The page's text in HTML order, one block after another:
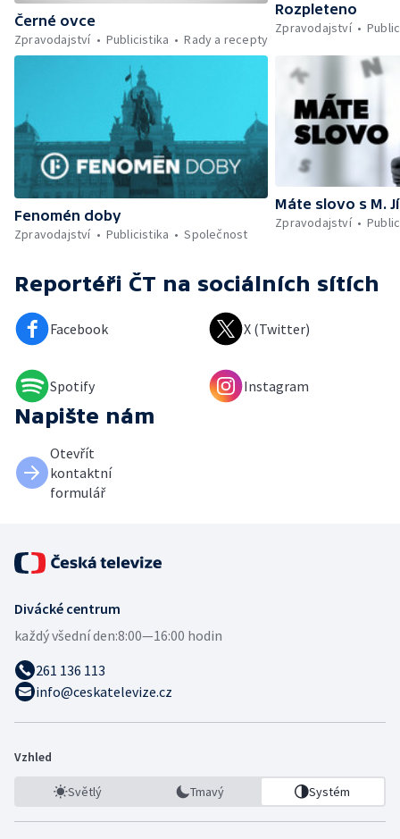
Černé ovce
Zpravodajství
Publicistika Rady a recepty
Rozpleteno
Zpravodajství
Fenomén doby
Zpravodajství
Publicistika Společnost
Máte slovo s M.
Zpravodajství
Reportéři ČT na sociálních sítích
Facebook X (Twitter)
Spotify Instagram
Napište nám
Otevřít
kontaktní
formulář
Divácké centrum
každý všední den:8:00—16:00 hodin
261 136 113
info@ceskatelevize.cz
Vzhled
Světlý Tmavý Systém